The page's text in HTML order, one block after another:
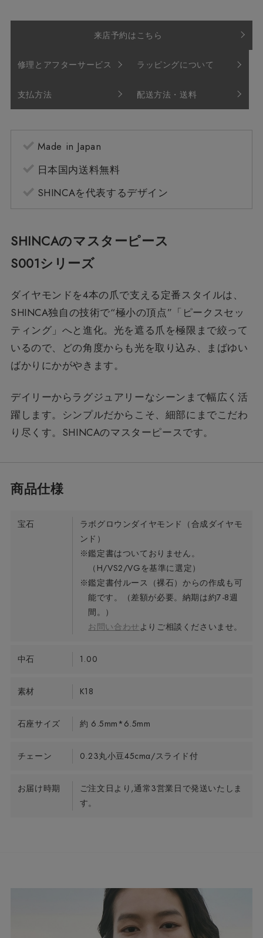
来店予約はこちら
修理とアフターサービス ラッピングについて
支払方法 配送方法・送料
Made in Japan
日本国内送料無料
SHINCAを代表するデザイン
SHINCAのマスターピース
S001シリーズ
ダイヤモンドを4本の爪で支える定番スタイルは、
SHINCA独自の技術で“極小の頂点”「ピークスセッ
ティング」へと進化。光を遮る爪を極限まで絞って
いるので、どの角度からも光を取り込み、まばゆい
ばかりにかがやきます。
デイリーからラグジュアリーなシーンまで幅広く活
躍します。シンプルだからこそ、細部にまでこだわ
り尽くす。SHINCAのマスターピースです。
宝石
ラボグロウンダイヤモンド（合成ダイヤモ
ンド）
※鑑定書はついておりません。
（H/VS2/VGを基準に選定）
※鑑定書付ルース（裸石）からの作成も可
能です。（差額が必要。納期は約7-8週
間。）
お問い合わせ よりご相談くださいませ。
中石 1.00
素材 K18
石座サイズ 約 6.5mm*6.5mm
チェーン 0.23丸小豆45cmα/スライド付
お届け時期
ご注文日より,通常3営業日で発送いたしま
す。